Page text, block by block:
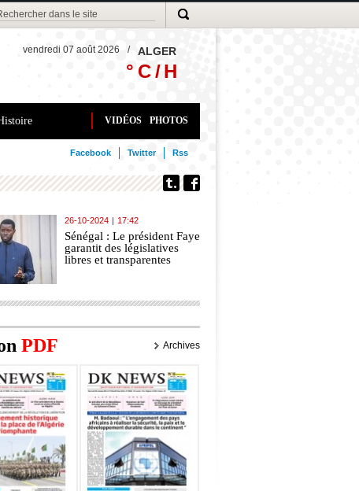
ALGER
/
vendredi 07 août 2026
° C /H
VIDÉOS PHOTOS
Facebook Twitter Rss
26-10-2024 | 17:42
Sénégal : Le président Faye
garantit des législatives
libres et transparentes
PDF Archives